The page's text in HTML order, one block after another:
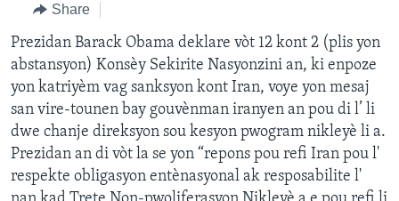
Navigation
Skip
to
Search
VIDEO
FLASHPOINT IKRÈN
Learning English
SUIV NOU
Share
Prezidan Barack Obama deklare vòt 12 kont 2 (plis yon
abstansyon) Konsèy Sekirite Nasyonzini an, ki enpoze
yon katriyèm vag sanksyon kont Iran, voye yon mesaj
san vire-tounen bay gouvènman iranyen an pou di l’ li
dwe chanje direksyon sou kesyon pwogram nikleyè li a.
Prezidan an di vòt la se yon “repons pou refi Iran pou l'
respekte obligasyon entènasyonal ak resposabilite l'